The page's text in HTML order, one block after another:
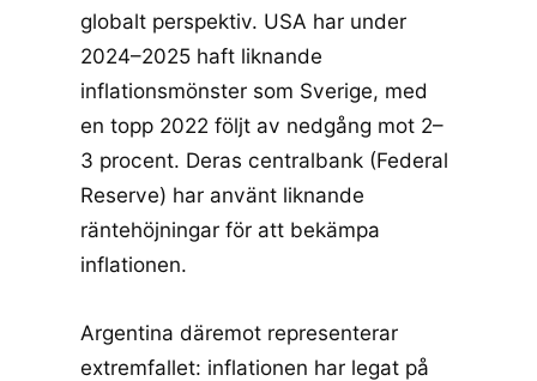
globalt perspektiv. USA har under
2024–2025 haft liknande
inflationsmönster som Sverige, med
en topp 2022 följt av nedgång mot 2–
3 procent. Deras centralbank (Federal
Reserve) har använt liknande
räntehöjningar för att bekämpa
inflationen.
Argentina däremot representerar
extremfallet: inflationen har legat på